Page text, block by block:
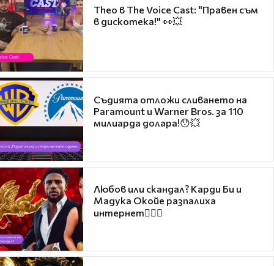
Theo в The Voice Cast: "Правен съм
в дискотека!" 👀💥
Съдията отложи сливането на
Paramount и Warner Bros. за 110
милиарда долара!😯💥
Любов или скандал? Карди Би и
Мадука Окойе разпалиха
интернет❤️‍🔥🔥